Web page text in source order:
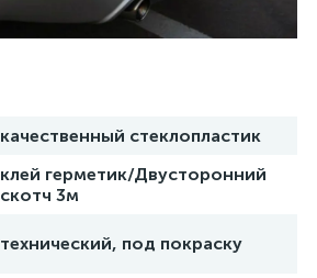
качественный стеклопластик
клей герметик/Двусторонний
скотч 3м
технический, под покраску